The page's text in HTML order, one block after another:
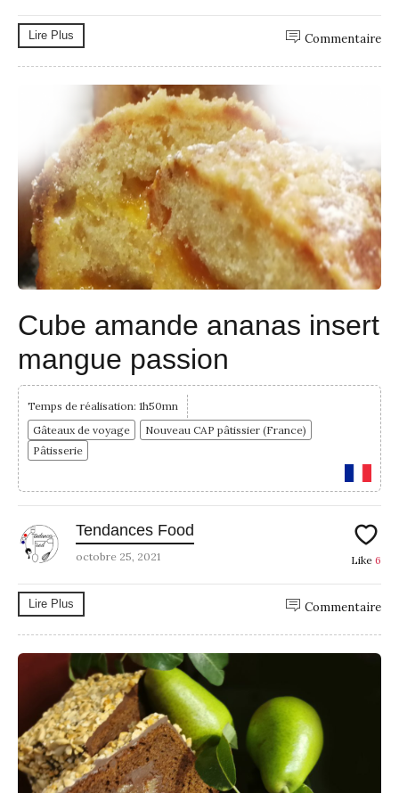
Lire Plus Commentaire
Cube amande ananas insert
mangue passion
Temps de réalisation: 1h50mn
Gâteaux de voyage
Nouveau CAP pâtissier (France)
Pâtisserie
Tendances Food
octobre 25, 2021 Like 6
Lire Plus Commentaire